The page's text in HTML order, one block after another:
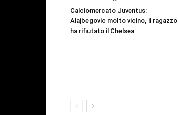
Calciomercato Juventus:
Alajbegovic molto vicino, il ragazzo
ha rifiutato il Chelsea